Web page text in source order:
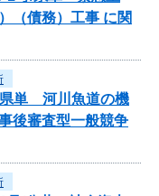
（債務）工事 に関
県単 河川魚道の機
後審査型一般競争